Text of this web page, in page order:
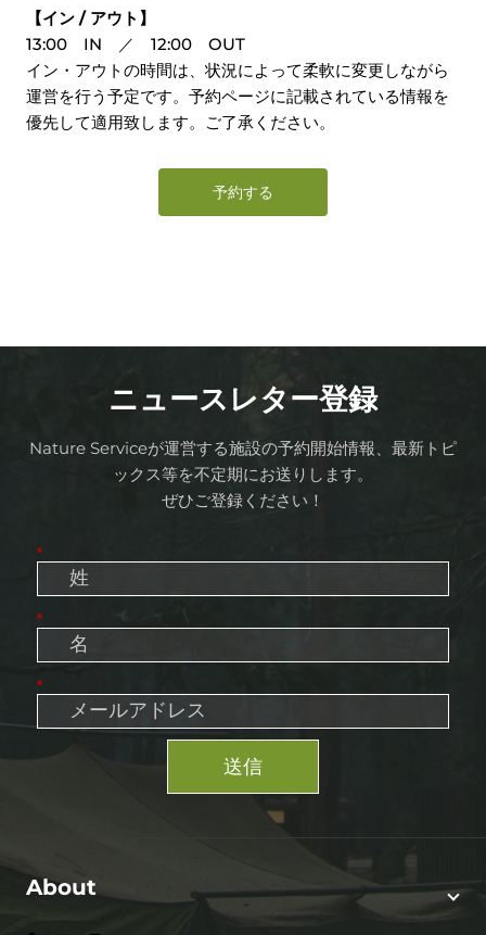
【イン / アウト】
13:00 IN ／ 12:00 OUT
イン・アウトの時間は、状況によって柔軟に変更しながら
運営を行う予定です。予約ページに記載されている情報を
優先して適用致します。ご了承ください。
予約する
ニュースレター登録
Nature Serviceが運営する施設の予約開始情報、最新トピ
ックス等を不定期にお送りします。
ぜひご登録ください！
*
*
*
送信
About